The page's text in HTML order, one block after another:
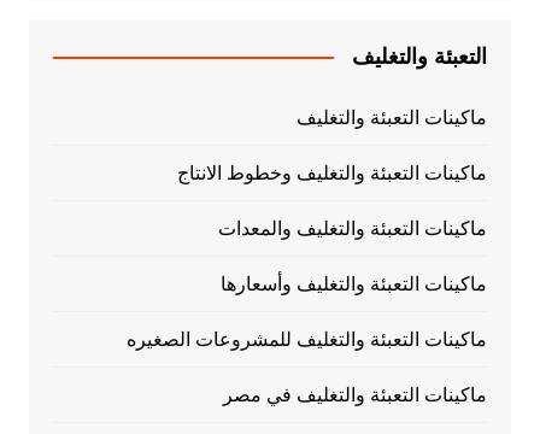
التعبئة والتغليف
ماكينات التعبئة والتغليف
ماكينات التعبئة والتغليف وخطوط الانتاج
ماكينات التعبئة والتغليف والمعدات
ماكينات التعبئة والتغليف وأسعارها
ماكينات التعبئة والتغليف للمشروعات الصغيره
ماكينات التعبئة والتغليف في مصر